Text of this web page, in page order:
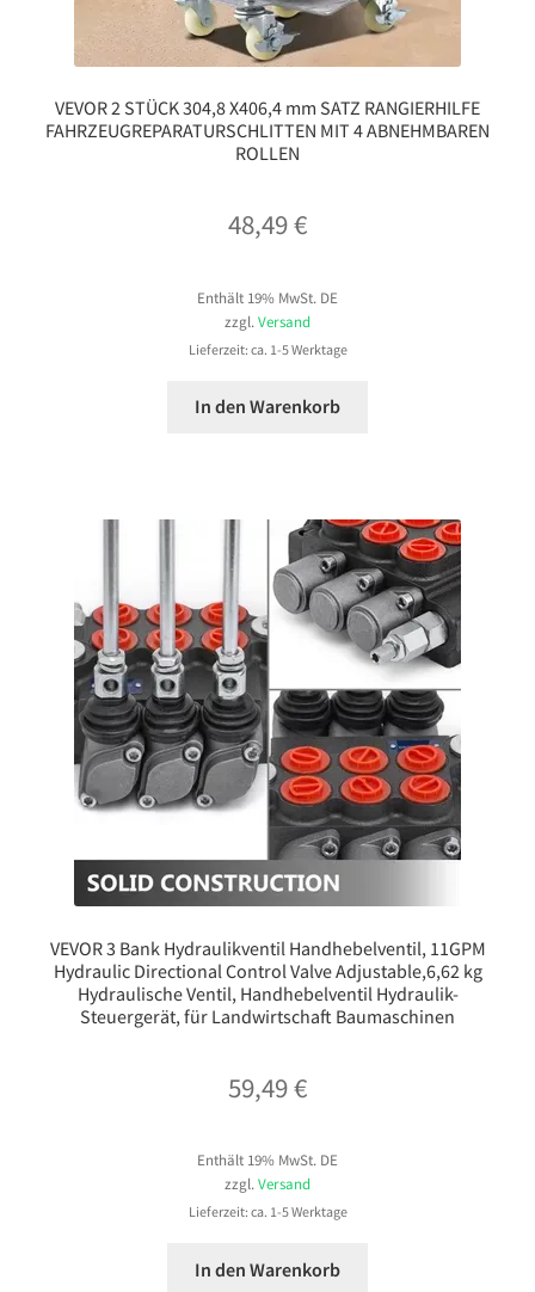
VEVOR 2 STÜCK 304,8 X406,4 mm SATZ RANGIERHILFE
FAHRZEUGREPARATURSCHLITTEN MIT 4 ABNEHMBAREN
ROLLEN
48,49€
Enthält 19% MwSt. DE
zzgl. Versand
Lieferzeit: ca. 1-5 Werktage
In den Warenkorb
VEVOR 3 Bank Hydraulikventil Handhebelventil, 11GPM
Hydraulic Directional Control Valve Adjustable,6,62 kg
Hydraulische Ventil, Handhebelventil Hydraulik-
Steuergerät, für Landwirtschaft Baumaschinen
59,49€
Enthält 19% MwSt. DE
zzgl. Versand
Lieferzeit: ca. 1-5 Werktage
In den Warenkorb